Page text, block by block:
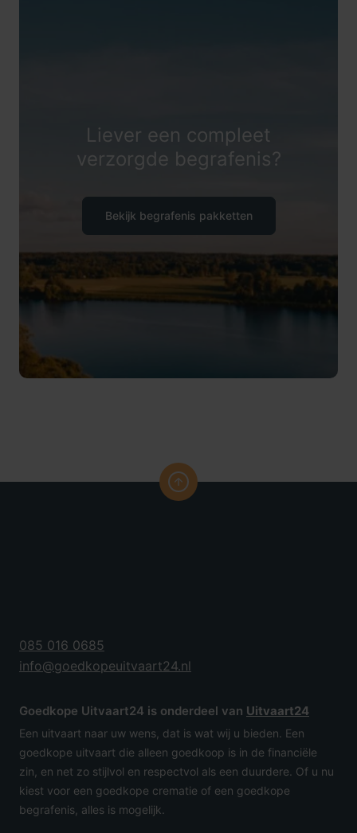
Liever een compleet
verzorgde begrafenis?
Bekijk begrafenis pakketten
085 016 0685
info@goedkopeuitvaart24.nl
Goedkope Uitvaart24 is onderdeel van Uitvaart24
Een uitvaart naar uw wens, dat is wat wij u bieden. Een
goedkope uitvaart die alleen goedkoop is in de financiële
zin, en net zo stijlvol en respectvol als een duurdere. Of u nu
kiest voor een goedkope crematie of een goedkope
begrafenis, alles is mogelijk.